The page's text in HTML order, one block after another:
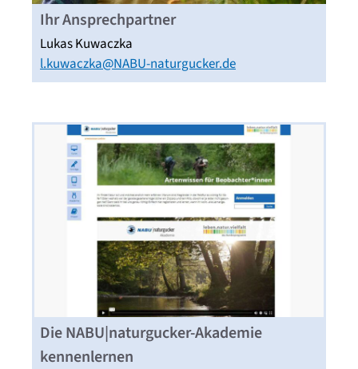
Ihr Ansprechpartner
Lukas Kuwaczka
l.kuwaczka@NABU-naturgucker.de
Die NABU|naturgucker-Akademie
kennenlernen